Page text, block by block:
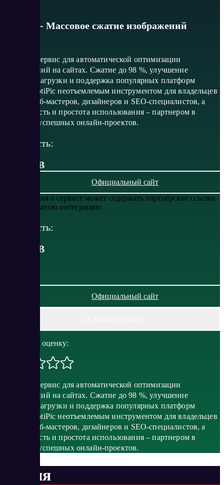
OptiPic - Массовое сжатие изображений
OptiPic – сервис для автоматической оптимизации
изображений на сайтах. Сжатие до 98 %, улучшение
скорости загрузки и поддержка популярных платформ
делают OptiPic неотъемлемым инструментом для владельцев
сайтов, веб-мастеров, дизайнеров и SEO-специалистов, а
безопасность и простота использования – партнером в
создании успешных онлайн-проектов.
Стоимость:
от 0 RUB
Официальный сайт
Информация о сервисе может содержать партнёрские ссылки
или рекламную интеграцию
Стоимость:
RUB
Официальный сайт
Поставить оценку:
OptiPic – сервис для автоматической оптимизации
изображений на сайтах. Сжатие до 98 %, улучшение
скорости загрузки и поддержка популярных платформ
делают OptiPic неотъемлемым инструментом для владельцев
сайтов, веб-мастеров, дизайнеров и SEO-специалистов, а
безопасность и простота использования – партнером в
создании успешных онлайн-проектов.
Акция